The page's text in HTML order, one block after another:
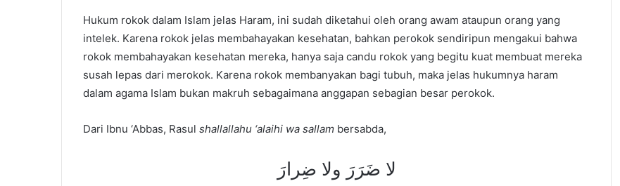
Hukum rokok dalam Islam jelas Haram, ini sudah diketahui oleh orang awam ataupun orang yang
intelek. Karena rokok jelas membahayakan kesehatan, bahkan perokok sendiripun mengakui bahwa
rokok membahayakan kesehatan mereka, hanya saja candu rokok yang begitu kuat membuat mereka
susah lepas dari merokok. Karena rokok membanyakan bagi tubuh, maka jelas hukumnya haram
dalam agama Islam bukan makruh sebagaimana anggapan sebagian besar perokok.
Dari Ibnu ‘Abbas, Rasul shallallahu ‘alaihi wa sallam bersabda,
لا ضَرَرَ ولا ضِرارَ